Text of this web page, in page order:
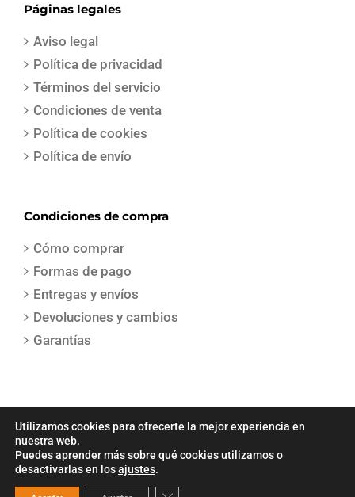
Páginas legales
Aviso legal
Política de privacidad
Términos del servicio
Condiciones de venta
Política de cookies
Política de envío
Condiciones de compra
Cómo comprar
Formas de pago
Entregas y envíos
Devoluciones y cambios
Garantías
COPYRIGHT 2021 | Todos los derechos reservados | Creado por
Utilizamos cookies para ofrecerte la mejor experiencia en
nuestra web.
Puedes aprender más sobre qué cookies utilizamos o
desactivarlas en losajustes.